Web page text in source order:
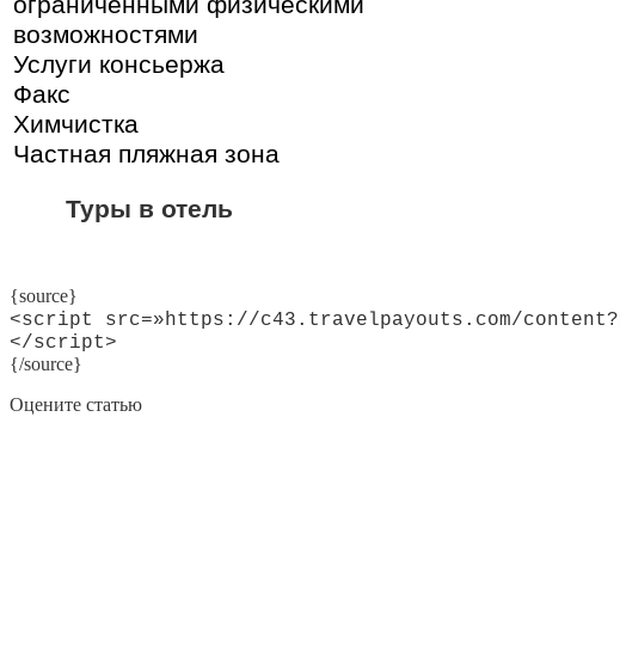
возможностями
Услуги консьержа
Факс
Химчистка
Частная пляжная зона
Туры в отель
{source}
<script src=»https://c43.travelpayouts.com/
</script>
{/source}
Оцените статью